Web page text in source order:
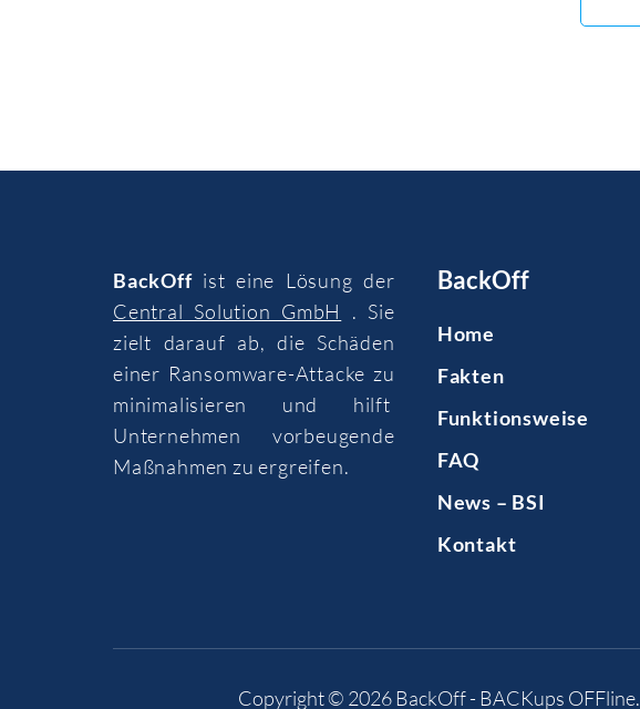
BackOffist eine Lösung der
Central Solution GmbH
. Sie
zielt darauf ab, die Schäden
einer Ransomware-Attacke zu
minimalisieren und hilft
Unternehmen vorbeugende
Maßnahmen zu ergreifen.
BackOff
Home
Fakten
Funktionsweise
FAQ
News – BSI
Kontakt
Copyright © 2026BackOff - BACKups OFFline.